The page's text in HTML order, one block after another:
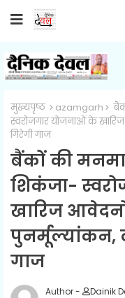
मुख्यपृष्ठ azamgarh
स्वरोजगार योजनाओं के
गिरेगी गाज
बैंकों की
शिकंजा-
खारिज
पुनर्मूल्यांकन,
गाज
Author -
Dainik